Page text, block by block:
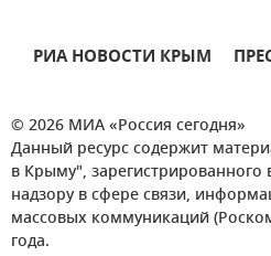
РИА НОВОСТИ КРЫМ
© 2026 МИА «Россия сегодня»
Данный ресурс содержит
в Крыму",
надзору в сфере связи,
массовых коммуникаций
года.